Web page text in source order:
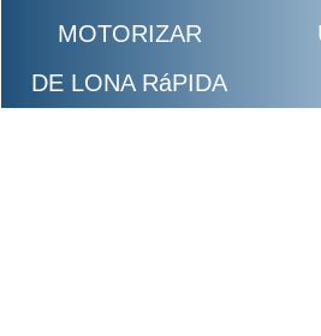
MOTORIZAR
DE LONA RáPIDA